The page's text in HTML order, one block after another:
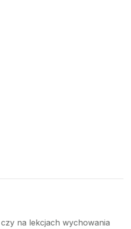
na lekcjach wychowania